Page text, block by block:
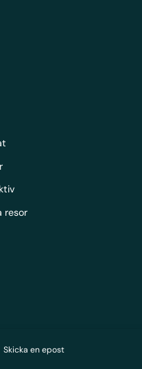
Skicka en epost
resor